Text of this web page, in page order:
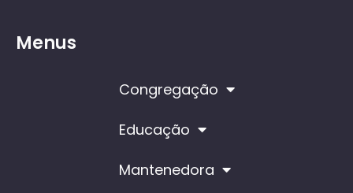
Menus
Congregação
Educação
Mantenedora